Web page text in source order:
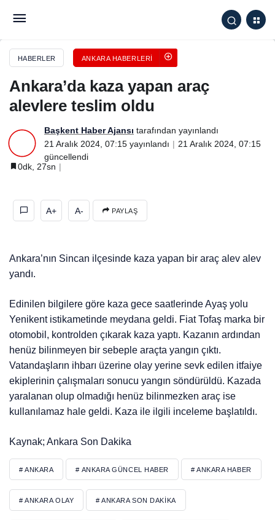
HABERLER ANKARA HABERLERI
Ankara’da kaza yapan araç
alevlere teslim oldu
Başkent Haber Ajansı tarafından yayınlandı
21 Aralık 2024, 07:15 yayınlandı
21 Aralık 2024, 07:15
güncellendi
0dk, 27sn
A+ A- PAYLAŞ
Ankara’nın Sincan ilçesinde kaza yapan bir araç alev alev
yandı.
Edinilen bilgilere göre kaza gece saatlerinde Ayaş yolu
Yenikent istikametinde meydana geldi. Fiat Tofaş marka bir
otomobil, kontrolden çıkarak kaza yaptı. Kazanın ardından
henüz bilinmeyen bir sebeple araçta yangın çıktı.
Vatandaşların ihbarı üzerine olay yerine sevk edilen itfaiye
ekiplerinin çalışmaları sonucu yangın söndürüldü. Kazada
yaralanan olup olmadığı henüz bilinmezken araç ise
kullanılamaz hale geldi. Kaza ile ilgili inceleme başlatıldı.
Kaynak; Ankara Son Dakika
Ankara’da kaza yapan araç alevlere teslim oldu
# ANKARA # ANKARA GÜNCEL HABER # ANKARA HABER
# ANKARA OLAY # ANKARA SON DAKIKA